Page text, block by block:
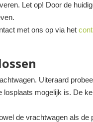
Let op! Door de
met ons op via het
Uiteraard
mogelijk is. De
de vrachtwagen als de